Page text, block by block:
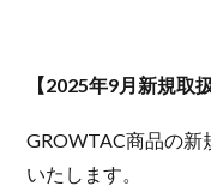
【2025年9月新規取
GROWTAC商品の新
いたします。